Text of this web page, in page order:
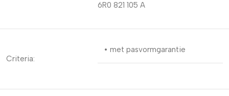
6R0 821 105 A
Criteria:
• met pasvormgarantie